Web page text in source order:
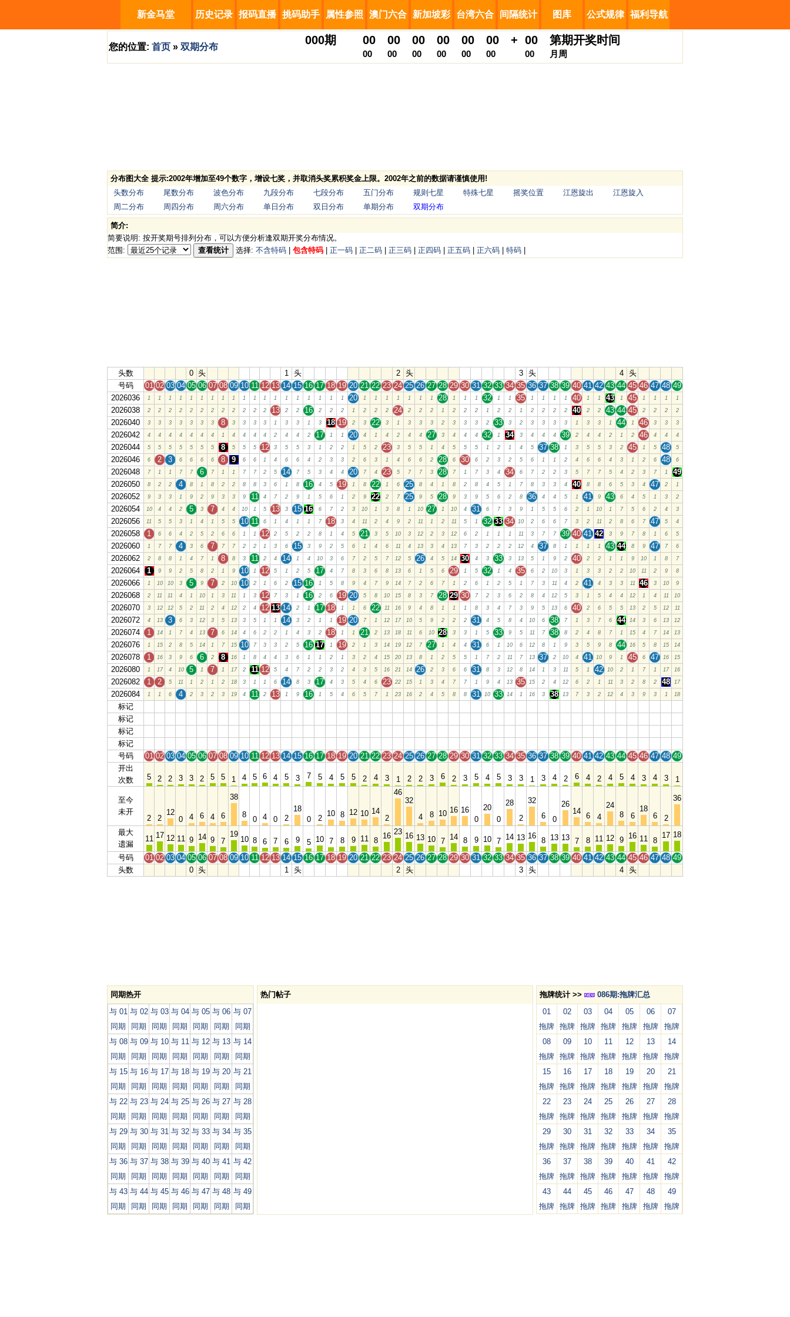
新金马堂 历史记录 报码直播 挑码助手 属性参照 澳门六合 新加坡彩 台湾六合 间隔统计 图库 公式规律 福利导航
您的位置: 首页 » 双期分布
000期 00 00 00 00 00 00 + 00 第期开奖时间
00 00 00 00 00 00 00 月 周
分布图大全 提示:2002年增加至49个数字，增设七奖，并取消头奖累积奖金上限。2002年之前的数据请谨慎使用!
头数分布
尾数分布 波色分布 九段分布 七段分布 五门分布 规则七星 特殊七星 摇奖位置 江恩旋出
江恩旋入
周二分布
周四分布 周六分布 单日分布 双日分布 单期分布 双期分布
简介:
简要说明: 按开奖期号排列分布，可以方便分析逢双期开奖分布情况。
范围:
查看统计 选择: 不含特码 包含特码 正一码 正二码 正三码 正四码 正五码 正六码 特码
头数 0 头 1 头 2 头 3 头 4
头
号码
01 02 03 04 05 06 07 08 09 10 11 12 13 14 15 16 17 18 19 20 21 22 23 24 25 26 27 28 29 30 31 32 33 34 35 36 37 38 39 40 41 42 43 44 45 46 47 48 49
2026036
1 1 1 1 1 1 1 1 1 1 1 1 1 1 1 1 1 1 1 20 1 1 1 1 1 1 1 28 1 1 1 32 1 1 35 1 1 1 1 40 1 1 43 1 45 1 1 1 1
2026038 2 2 2 2 2 2 2 2 2 2 2 2 13 2 2 16 2 2 2 1 2 2 2 24 2 2 2 1 2 2 2 1 2 2 1 2 2 2 2 40 2 2 43 44 45 2 2 2 2
2026040 3 3 3 3 3 3 3 8 3 3 3 3 1 3 3 1 3 18 19 2 3 22 3 1 3 3 3 2 3 3 3 2 33 3 2 3 3 3 3 1 3 3 1 44 1 46 3 3 3
2026042 4 4 4 4 4 4 4 1 4 4 4 4 2 4 4 2 17 1 1 20 4 1 4 2 4 4 27 3 4 4 4 32 1 34 3 4 4 4 39 2 4 4 2 1 2 46 4 4 4
2026044 5 5 5 5 5 5 5 8 5 5 5 12 3 5 5 3 1 2 2 1 5 2 23 3 5 5 1 4 5 5 5 1 2 1 4 5 37 38 1 3 5 5 3 2 45 1 5 48 5
2026046 6 2 3 6 6 6 6 8 9 6 6 1 4 6 6 4 2 3 3 2 6 3 1 4 6 6 2 28 6 30 6 2 3 2 5 6 1 1 2 4 6 6 4 3 1 2 6 48 6
2026048 7 1 1 7 7 6 7 1 1 7 7 2 5 14 7 5 3 4 4 20 7 4 23 5 7 7 3 28 7 1 7 3 4 34 6 7 2 2 3 5 7 7 5 4 2 3 7 1
49
2026050
8 2 2 4 8 1 8 2 2 8 8 3 6 1 8 16 4 5 19 1 8 22 1 6 25 8 4 1 8 2 8 4 5 1 7 8 3 3 4 40 8 8 6 5 3 4 47 2 1
2026052 9 3 3 1 9 2 9 3 3 9 11 4 7 2 9 1 5 6 1 2 9 22 2 7 25 9 5 28 9 3 9 5 6 2 8 36 4 4 5 1 41 9 43 6 4 5 1 3 2
2026054 10 4 4 2 5 3 7 4 4 10 1 5 13 3 15 16 6 7 2 3 10 1 3 8 1 10 27 1 10 4 31 6 7 3 9 1 5 5 6 2 1 10 1 7 5 6 2 4 3
2026056 11 5 5 3 1 4 1 5 5 10 11 6 1 4 1 1 7 18 3 4 11 2 4 9 2 11 1 2 11 5 1 32 33 34 10 2 6 6 7 3 2 11 2 8 6 7 47 5 4
2026058 1 6 6 4 2 5 2 6 6 1 1 12 2 5 2 2 8 1 4 5 21 3 5 10 3 12 2 3 12 6 2 1 1 1 11 3 7 7 39 40 41 42 3 9 7 8 1 6 5
2026060 1 7 7 4 3 6 7 7 7 2 2 1 3 6 15 3 9 2 5 6 1 4 6 11 4 13 3 4 13 7 3 2 2 2 12 4 37 8 1 1 1 1 43 44 8 9 47 7 6
2026062 2 8 8 1 4 7 1 8 8 3 11 2 4 14 1 4 10 3 6 7 2 5 7 12 5 26 4 5 14 30 4 3 33 3 13 5 1 9 2 40 2 2 1 1 9 10 1 8 7
2026064 1 9 9 2 5 8 2 1 9 10 1 12 5 1 2 5 17 4 7 8 3 6 8 13 6 1 5 6 29 1 5 32 1 4 35 6 2 10 3 1 3 3 2 2 10 11 2 9 8
2026066 1 10 10 3 5 9 7 2 10 10 2 1 6 2 15 16 1 5 8 9 4 7 9 14 7 2 6 7 1 2 6 1 2 5 1 7 3 11 4 2 41 4 3 3 11 46 3 10 9
2026068 2 11 11 4 1 10 1 3 11 1 3 12 7 3 1 16 2 6 19 20 5 8 10 15 8 3 7 28 29 30 7 2 3 6 2 8 4 12 5 3 1 5 4 4 12 1 4 11 10
2026070 3 12 12 5 2 11 2 4 12 2 4 12 13 14 2 1 17 18 1 1 6 22 11 16 9 4 8 1 1 1 8 3 4 7 3 9 5 13 6 40 2 6 5 5 13 2 5 12 11
2026072 4 13 3 6 3 12 3 5 13 3 5 1 1 14 3 2 1 1 19 20 7 1 12 17 10 5 9 2 2 2 31 4 5 8 4 10 6 38 7 1 3 7 6 44 14 3 6 13 12
2026074 1 14 1 7 4 13 7 6 14 4 6 2 2 1 4 3 2 18 1 1 21 2 13 18 11 6 10 28 3 3 1 5 33 9 5 11 7 38 8 2 4 8 7 1 15 4 7 14 13
2026076 1 15 2 8 5 14 1 7 15 10 7 3 3 2 5 16 17 1 19 2 1 3 14 19 12 7 27 1 4 4 31 6 1 10 6 12 8 1 9 3 5 9 8 44 16 5 8 15 14
2026078 1 16 3 9 6 6 2 8 16 1 8 4 4 3 6 1 1 2 1 3 2 4 15 20 13 8 1 2 5 5 1 7 2 11 7 13 37 2 10 4 41 10 9 1 45 6 47 16 15
2026080 1 17 4 10 5 1 7 1 17 2 11 12 5 4 7 2 2 3 2 4 3 5 16 21 14 26 2 3 6 6 31 8 3 12 8 14 1 3 11 5 1 42 10 2 1 7 1 17 16
2026082 1 2 5 11 1 2 1 2 18 3 1 1 6 14 8 3 17 4 3 5 4 6 23 22 15 1 3 4 7 7 1 9 4 13 35 15 2 4 12 6 2 1 11 3 2 8 2 48 17
2026084 1 1 6 4 2 3 2 3 19 4 11 2 13 1 9 16 1 5 4 6 5 7 1 23 16 2 4 5 8 8 31 10 33 14 1 16 3 38 13 7 3 2 12 4 3 9 3 1 18
标记
标记
标记
标记
号码
01 02 03 04 05 06 07 08 09 10 11 12 13 14 15 16 17 18 19 20 21 22 23 24 25 26 27 28 29 30 31 32 33 34 35 36 37 38 39 40 41 42 43 44 45 46 47 48 49
开出
次数
5 2 2 3 3 2 5 5 1 4 5 6 4 5 3 7 5 4 5 5 2 4 3 1 2 2 3 6 2 3 5 4 5 3 3 1 3 4 2 6 4 2 4 5 4 3 4 3 1
至今
未开
2 2
12
0
4 6 4 6
38
8
0 4 0 2
18
0
2
10 8 12 10 14
2
46
32
4
8 10 16 16
0
20
0
28
2
32
6
0
26
14
6 4
24
8
6
18
6
2
36
最大
遗漏
11 17 12 11 9 14 9 7
19
10 8 6 7 6 9 5 10 7 8 9 11 8
16 23 16 13 10 7 14 8 9 10 7 14 13 16
8 13 13 7 8 11 12 9 16 11 8
17 18
号码 01 02 03 04 05 06 07 08 09 10 11 12 13 14 15 16 17 18 19 20 21 22 23 24 25 26 27 28 29 30 31 32 33 34 35 36 37 38 39 40 41 42 43 44 45 46 47 48 49
头数
0 头 1 头 2 头 3 头 4 头
同期热开
与 01
同期
与 02
同期
与 03
同期
与 04
同期
与 05
同期
与 06
同期
与 07
同期
与 08
同期
与 09
同期
与 10
同期
与 11
同期
与 12
同期
与 13
同期
与 14
同期
与 15
同期
与 16
同期
与 17
同期
与 18
同期
与 19
同期
与 20
同期
与 21
同期
与 22
同期
与 23
同期
与 24
同期
与 25
同期
与 26
同期
与 27
同期
与 28
同期
与 29
同期
与 30
同期
与 31
同期
与 32
同期
与 33
同期
与 34
同期
与 35
同期
与 36
同期
与 37
同期
与 38
同期
与 39
同期
与 40
同期
与 41
同期
与 42
同期
与 43
同期
与 44
同期
与 45
同期
与 46
同期
与 47
同期
与 48
同期
与 49
同期
热门帖子 拖牌统计 >>
086期:拖牌汇总
01
拖牌
02
拖牌
03
拖牌
04
拖牌
05
拖牌
06
拖牌
07
拖牌
08
拖牌
09
拖牌
10
拖牌
11
拖牌
12
拖牌
13
拖牌
14
拖牌
15
拖牌
16
拖牌
17
拖牌
18
拖牌
19
拖牌
20
拖牌
21
拖牌
22
拖牌
23
拖牌
24
拖牌
25
拖牌
26
拖牌
27
拖牌
28
拖牌
29
拖牌
30
拖牌
31
拖牌
32
拖牌
33
拖牌
34
拖牌
35
拖牌
36
拖牌
37
拖牌
38
拖牌
39
拖牌
40
拖牌
41
拖牌
42
拖牌
43
拖牌
44
拖牌
45
拖牌
46
拖牌
47
拖牌
48
拖牌
49
拖牌